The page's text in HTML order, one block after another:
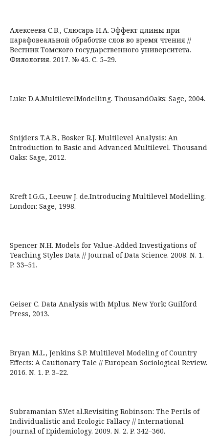
Алексеева С.В., Слюсарь Н.А. Эффект длины при
парафовеальной обработке слов во время чтения //
Вестник Томского государственного университета.
Филология. 2017. № 45. С. 5–29.
Luke D.A.MultilevelModelling. ThousandOaks: Sage, 2004.
Snijders T.A.B., Bosker R.J. Multilevel Analysis: An
Introduction to Basic and Advanced Multilevel. Thousand
Oaks: Sage, 2012.
Kreft I.G.G., Leeuw J. de.Introducing Multilevel Modelling.
London: Sage, 1998.
Spencer N.H. Models for Value-Added Investigations of
Teaching Styles Data // Journal of Data Science. 2008. N. 1.
P. 33–51.
Geiser C. Data Analysis with Mplus. New York: Guilford
Press, 2013.
Bryan M.L., Jenkins S.P. Multilevel Modeling of Country
Effects: A Cautionary Tale // European Sociological Review.
2016. N. 1. P. 3–22.
Subramanian S.V.et al.Revisiting Robinson: The Perils of
Individualistic and Ecologic Fallacy // International
Journal of Epidemiology. 2009. N. 2. P. 342–360.